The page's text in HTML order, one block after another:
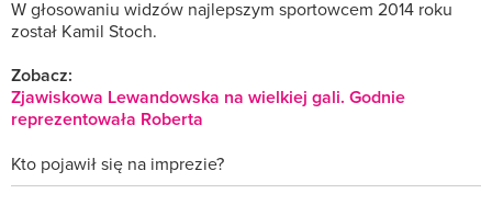
W głosowaniu widzów najlepszym sportowcem 2014 roku
został Kamil Stoch.
Zobacz:
Zjawiskowa Lewandowska na wielkiej gali. Godnie
reprezentowała Roberta
Kto pojawił się na imprezie?